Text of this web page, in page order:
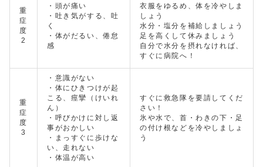
重
症
度
2
・頭が痛い
・吐き気がする、吐
く
・体がだるい、倦怠
感
衣服をゆるめ、体を冷やしま
しょう
水分・塩分を補給しましょう
足を高くして休みましょう
自分で水分を摂れなければ、
すぐに病院へ！
重
症
度
3
・意識がない
・体にひきつけが起
こる、痙攣（けいれ
ん）
・呼びかけに対し返
事がおかしい
・まっすぐに歩けな
い、走れない
・体温が高い
すぐに救急隊を要請してくだ
さい！
氷や水で、首・わきの下・足
の付け根などを冷やしましょ
う